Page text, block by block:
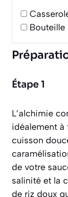
Bouteille
Étape 1
L’alchimie
idéalement
cuisson
de votre
salinité et la
de riz doux